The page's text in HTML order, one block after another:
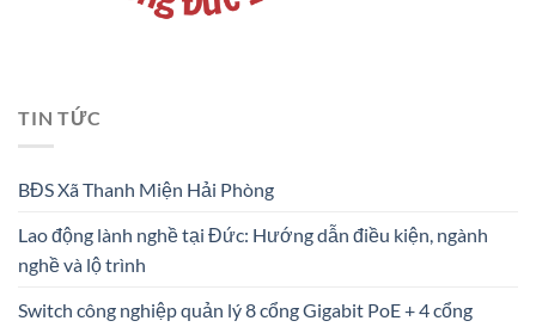
TIN TỨC
BĐS Xã Thanh Miện Hải Phòng
Lao động lành nghề tại Đức: Hướng dẫn điều kiện, ngành
nghề và lộ trình
Switch công nghiệp quản lý 8 cổng Gigabit PoE + 4 cổng